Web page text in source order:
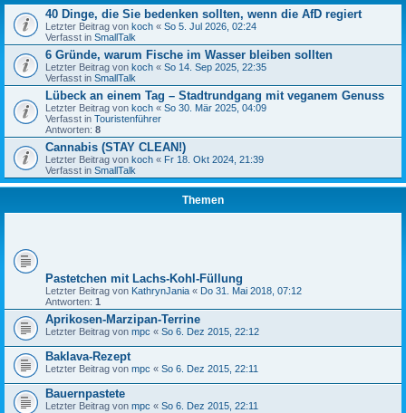
40 Dinge, die Sie bedenken sollten, wenn die AfD regiert
Letzter Beitrag von koch « So 5. Jul 2026, 02:24
Verfasst in SmallTalk
6 Gründe, warum Fische im Wasser bleiben sollten
Letzter Beitrag von koch « So 14. Sep 2025, 22:35
Verfasst in SmallTalk
Lübeck an einem Tag – Stadtrundgang mit veganem Genuss
Letzter Beitrag von koch « So 30. Mär 2025, 04:09
Verfasst in Touristenführer
Antworten: 8
Cannabis (STAY CLEAN!)
Letzter Beitrag von koch « Fr 18. Okt 2024, 21:39
Verfasst in SmallTalk
Themen
Pastetchen mit Lachs-Kohl-Füllung
Letzter Beitrag von KathrynJania « Do 31. Mai 2018, 07:12
Antworten: 1
Aprikosen-Marzipan-Terrine
Letzter Beitrag von mpc « So 6. Dez 2015, 22:12
Baklava-Rezept
Letzter Beitrag von mpc « So 6. Dez 2015, 22:11
Bauernpastete
Letzter Beitrag von mpc « So 6. Dez 2015, 22:11